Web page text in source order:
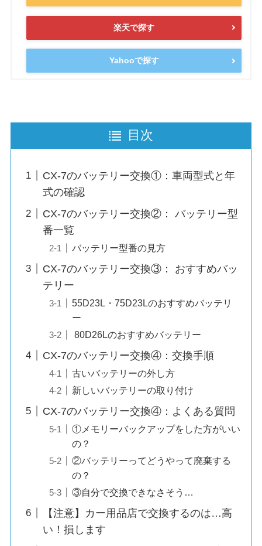
楽天で探す
Yahooで探す
目次
CX-7のバッテリー交換①：車両型式と年
式の確認
CX-7のバッテリー交換②： バッテリー型
番一覧
バッテリー型番の見方
CX-7のバッテリー交換③： おすすめバッ
テリー
55D23L・75D23Lのおすすめバッテリ
ー
80D26Lのおすすめバッテリー
CX-7のバッテリー交換④：交換手順
古いバッテリーの外し方
新しいバッテリーの取り付け
CX-7のバッテリー交換④：よくある質問
①メモリーバックアップをした方がいい
の？
②バッテリーってどうやって廃棄する
の？
③自分で交換できなさそう…
【注意】カー用品店で交換するのは…高
い！損します